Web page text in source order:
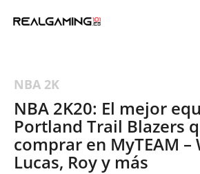
NBA 2K
NBA 2K20: El mejor
Portland Trail Blazers
comprar en MyTEAM –
Lucas, Roy y más